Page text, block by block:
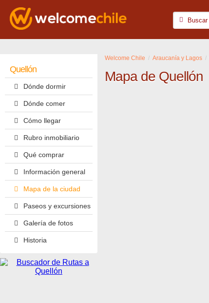
Quellón
Dónde dormir
Dónde comer
Cómo llegar
Rubro inmobiliario
Qué comprar
Información general
Mapa de la ciudad
Paseos y excursiones
Galería de fotos
Historia
Welcome Chile Araucanía y Lagos
Mapa de Quellón